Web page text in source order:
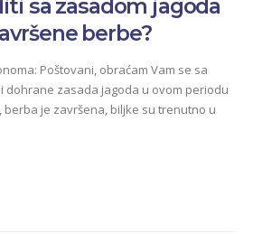
sa zasadom jagoda
berbe?
Poštovani, obraćam Vam se sa
dohrane zasada jagoda u ovom periodu
berba je završena, biljke su trenutno u